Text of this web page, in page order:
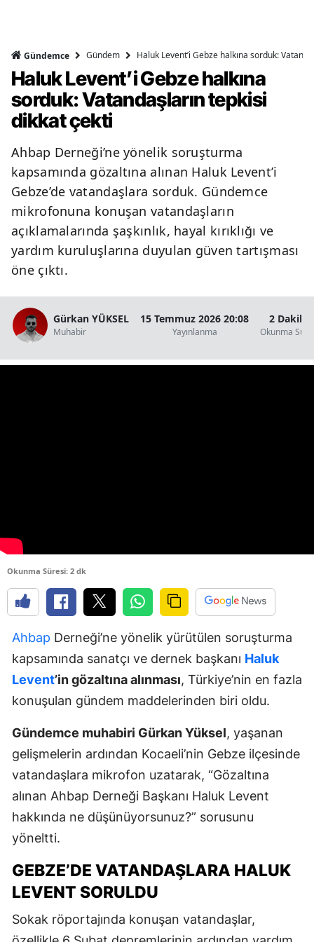
Gündemce Gündem Haluk Levent’i Gebze halkına sorduk:
Haluk Levent’i Gebze halkına
sorduk: Vatandaşların tepkisi
dikkat çekti
Ahbap Derneği’ne yönelik soruşturma
kapsamında gözaltına alınan Haluk Levent’i
Gebze’de vatandaşlara sorduk. Gündemce
mikrofonuna konuşan vatandaşların
açıklamalarında şaşkınlık, hayal kırıklığı ve
yardım kuruluşlarına duyulan güven tartışması
öne çıktı.
Gürkan YÜKSEL
Muhabir
15 Temmuz 2026 20:08
Yayınlanma
2 Dakika
Okunma
Okunma Süresi: 2 dk
Ahbap Derneği’ne yönelik yürütülen soruşturma
kapsamında sanatçı ve dernek başkanı Haluk
Levent’in gözaltına alınması, Türkiye’nin en fazla
konuşulan gündem maddelerinden biri oldu.
Gündemce muhabiri Gürkan Yüksel, yaşanan
gelişmelerin ardından Kocaeli’nin Gebze ilçesinde
vatandaşlara mikrofon uzatarak, “Gözaltına
alınan Ahbap Derneği Başkanı Haluk Levent
hakkında ne düşünüyorsunuz?” sorusunu
yöneltti.
GEBZE’DE VATANDAŞLARA HALUK
LEVENT SORULDU
Sokak röportajında konuşan vatandaşlar,